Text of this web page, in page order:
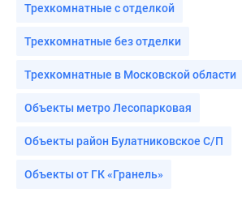
Трехкомнатные с отделкой
Трехкомнатные без отделки
Трехкомнатные в Московской области
Объекты метро Лесопарковая
Объекты район Булатниковское С/П
Объекты от ГК «Гранель»